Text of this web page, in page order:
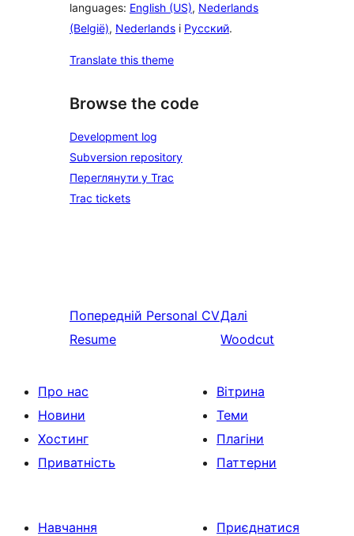
languages: English (US), Nederlands
(België), Nederlands і Русский.
Translate this theme
Browse the code
Development log
Subversion repository
Переглянути у Trac
Trac tickets
Попередній Personal CV
Resume
Далі
Woodcut
Про нас
Новини
Хостинг
Приватність
Вітрина
Теми
Плагіни
Паттерни
Навчання
Приєднатися